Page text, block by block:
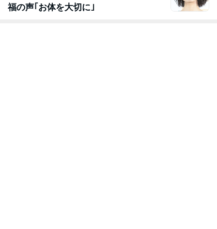
福の声｢お体を大切に｣